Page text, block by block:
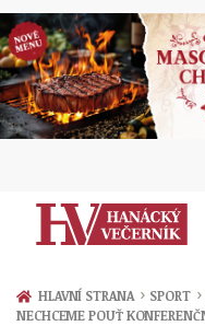
Zprávy
HLAVNÍ STRANA › SPORT ›
NECHCEME POUŤ